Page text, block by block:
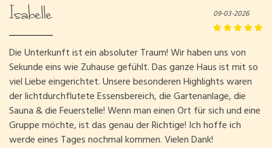
Isabelle 09-03-2026
Die Unterkunft ist ein absoluter Traum! Wir haben uns von
Sekunde eins wie Zuhause gefühlt. Das ganze Haus ist mit so
viel Liebe eingerichtet. Unsere besonderen Highlights waren
der lichtdurchflutete Essensbereich, die Gartenanlage, die
Sauna & die Feuerstelle! Wenn man einen Ort für sich und eine
Gruppe möchte, ist das genau der Richtige! Ich hoffe ich
werde eines Tages nochmal kommen. Vielen Dank!